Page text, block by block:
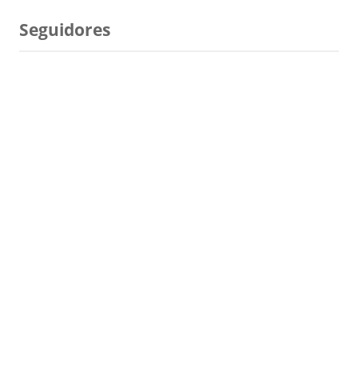
Seguidores